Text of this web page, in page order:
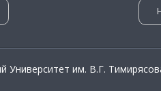
Университет им. В.Г.